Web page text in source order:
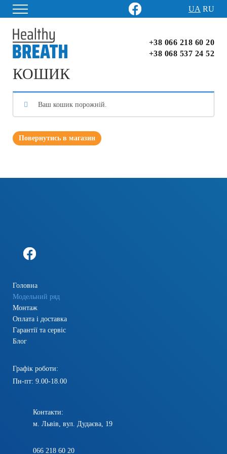
fb UA RU
+38 066 218 60 20
+38 068 537 24 52
КОШИК
Ваш кошик порожній.
Повернутись в магазин
Головна
Модельний ряд
Монтаж
Оплата і доставка
Гарантії та сервіс
Блог
Графік роботи:
Пн-пт: 9.00-18.00
Контакти:
м. Львів, вул. Дудаєва, 19
066 218 60 20